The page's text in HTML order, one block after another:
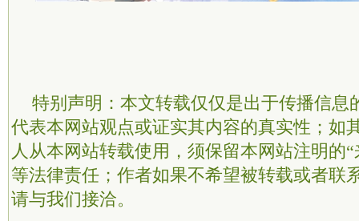
特别声明：本文转载仅仅是出于传播信息
代表本网站观点或证实其内容的真实性；如
人从本网站转载使用，须保留本网站注明的
等法律责任；作者如果不希望被转载或者联
请与我们接洽。